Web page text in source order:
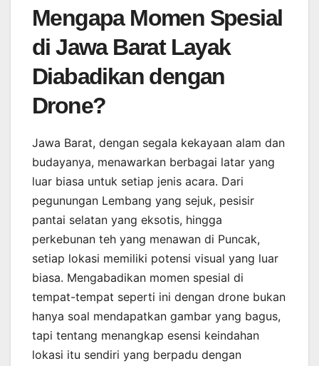
Mengapa Momen Spesial
di Jawa Barat Layak
Diabadikan dengan
Drone?
Jawa Barat, dengan segala kekayaan alam dan
budayanya, menawarkan berbagai latar yang
luar biasa untuk setiap jenis acara. Dari
pegunungan Lembang yang sejuk, pesisir
pantai selatan yang eksotis, hingga
perkebunan teh yang menawan di Puncak,
setiap lokasi memiliki potensi visual yang luar
biasa. Mengabadikan momen spesial di
tempat-tempat seperti ini dengan drone bukan
hanya soal mendapatkan gambar yang bagus,
tapi tentang menangkap esensi keindahan
lokasi itu sendiri yang berpadu dengan